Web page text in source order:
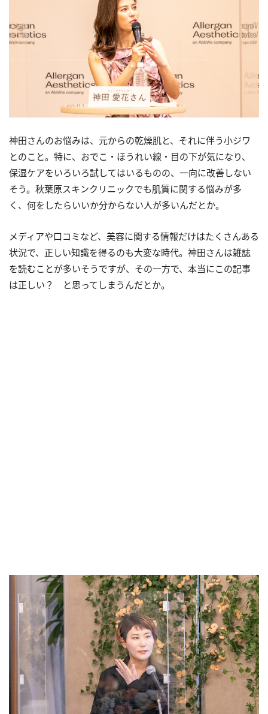
神田さんのお悩みは、元からの乾燥肌と、それに伴う小ジワ
とのこと。特に、おでこ・ほうれい線・目の下が気になり、
保湿ケアをいろいろ試してはいるものの、一向に改善しない
そう。秋葉原スキンクリニックでも肌質に関する悩みが多
く、何をしたらいいか分からない人が多いんだとか。
メディアや口コミなど、美容に関する情報だけはたくさんある
状況で、正しい知識を得るのも大変な時代。神田さんは雑誌
を読むことが多いそうですが、その一方で、本当にこの記事
は正しい？ と思ってしまうんだとか。